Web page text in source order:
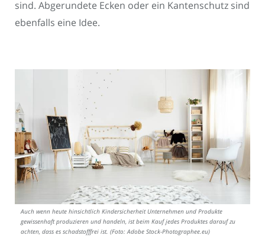
sind. Abgerundete Ecken oder ein Kantenschutz sind
ebenfalls eine Idee.
Auch wenn heute hinsichtlich Kindersicherheit Unternehmen und Produkte
gewissenhaft produzieren und handeln, ist beim Kauf jedes Produktes darauf zu
achten, dass es schadstofffrei ist. (Foto: Adobe Stock-Photographee.eu)